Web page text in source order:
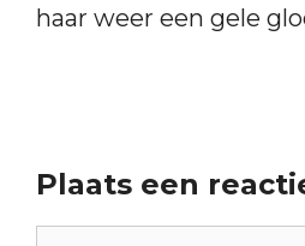
haar weer een gele
Plaats een